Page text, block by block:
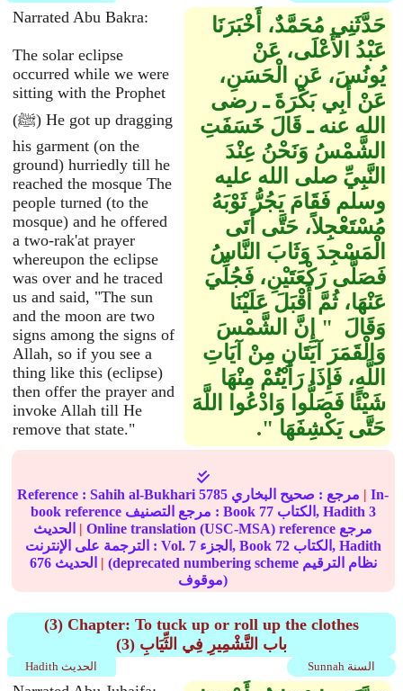
Narrated Abu Bakra:
The solar eclipse
occurred while we were
sitting with the Prophet
(ﷺ) He got up dragging
his garment (on the
ground) hurriedly till he
reached the mosque The
people turned (to the
mosque) and he offered
a two-rak'at prayer
whereupon the eclipse
was over and he traced
us and said, "The sun
and the moon are two
signs among the signs of
Allah, so if you see a
thing like this (eclipse)
then offer the prayer and
invoke Allah till He
remove that state."
حَدَّثَنِي مُحَمَّدٌ، أَخْبَرَنَا
عَبْدُ الأَعْلَى، عَنْ
يُونُسَ، عَنِ الْحَسَنِ،
عَنْ أَبِي بَكْرَةَ ـ رضى
الله عنه ـ قَالَ خَسَفَتِ
الشَّمْسُ وَنَحْنُ عِنْدَ
النَّبِيِّ صلى الله عليه
وسلم فَقَامَ يَجُرُّ ثَوْبَهُ
مُسْتَعْجِلاً، حَتَّى أَتَى
الْمَسْجِدَ وَثَابَ النَّاسُ
فَصَلَّى رَكْعَتَيْنِ، فَجُلِّيَ
عَنْهَا، ثُمَّ أَقْبَلَ عَلَيْنَا
وَقَالَ ‏ "‏ إِنَّ الشَّمْسَ
وَالْقَمَرَ آيَتَانِ مِنْ آيَاتِ
اللَّهِ، فَإِذَا رَأَيْتُمْ مِنْهَا
شَيْئًا فَصَلُّوا وَادْعُوا اللَّهَ
حَتَّى يَكْشِفَهَا ‏"‏‏.‏
Reference :Sahih al-Bukhari 5785 مرجع : صحيح البخاري | In-
book reference مرجع التصنيف : Book 77 الكتاب, Hadith 3
| Online translation (USC-MSA) reference مرجع
الترجمة على الإنترنت : Vol. 7 الجزء, Book 72
الكتاب, Hadith
676
| (deprecated numbering scheme نظام الترقيم
موقوف)
(3) Chapter: To tuck up or roll up the clothes
(3) باب التَّشْمِيرِ فِي الثِّيَابِ
Sunnah السنة Hadith الحديث